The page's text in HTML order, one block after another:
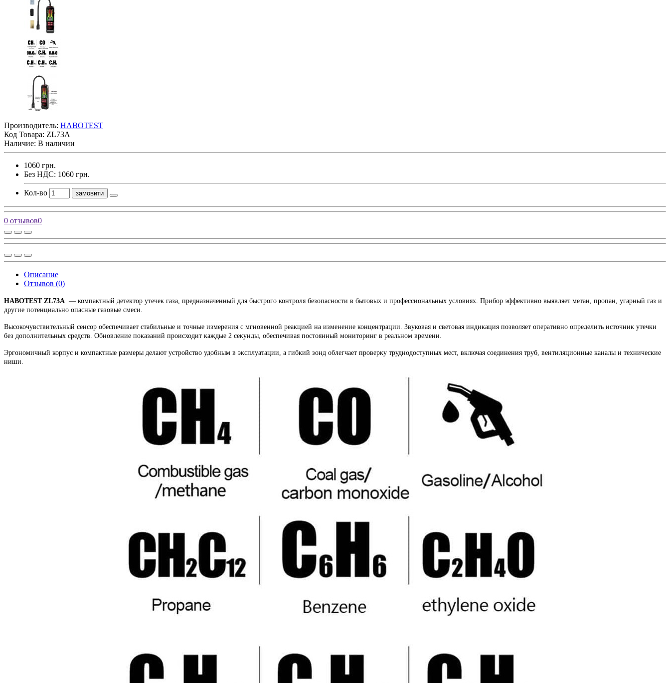
Производитель: HABOTEST
Код Товара: ZL73A
Наличие: В наличии
1060 грн.
Без НДС: 1060 грн.
Кол-во замовити
0 отзывов0
Описание
Отзывов (0)
HABOTEST ZL73A — компактный детектор утечек газа, предназначенный для быстрого контроля безопасности в бытовых и профессиональных условиях. Прибор эффективно выявляет метан, пропан, угарный газ и
другие потенциально опасные газовые смеси.
Высокочувствительный сенсор обеспечивает стабильные и точные измерения с мгновенной реакцией на изменение концентрации. Звуковая и световая индикация позволяет оперативно определить источник утечки
без дополнительных средств. Обновление показаний происходит каждые 2 секунды, обеспечивая постоянный мониторинг в реальном времени.
Эргономичный корпус и компактные размеры делают устройство удобным в эксплуатации, а гибкий зонд облегчает проверку труднодоступных мест, включая соединения труб, вентиляционные каналы и технические
ниши.